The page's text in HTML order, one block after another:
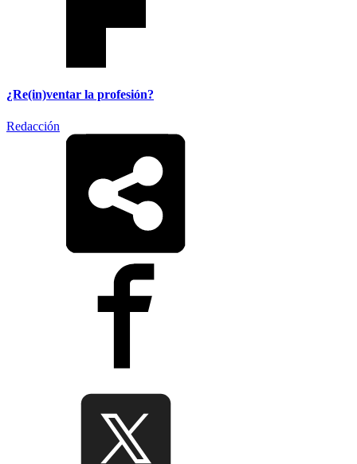
¿Re(in)ventar la profesión?
Redacción